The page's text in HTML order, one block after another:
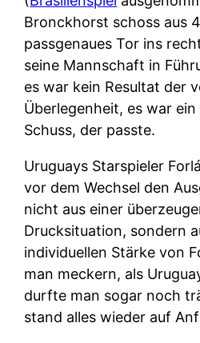
Bronckhorst schoss aus
passgenaues Tor ins
seine Mannschaft in
es war kein Resultat der
Überlegenheit, es war ein
Schuss, der passte.
Uruguays Starspieler
vor dem Wechsel den
nicht aus einer
Drucksituation, sondern
individuellen Stärke von
man meckern, als
durfte man sogar noch
stand alles wieder auf